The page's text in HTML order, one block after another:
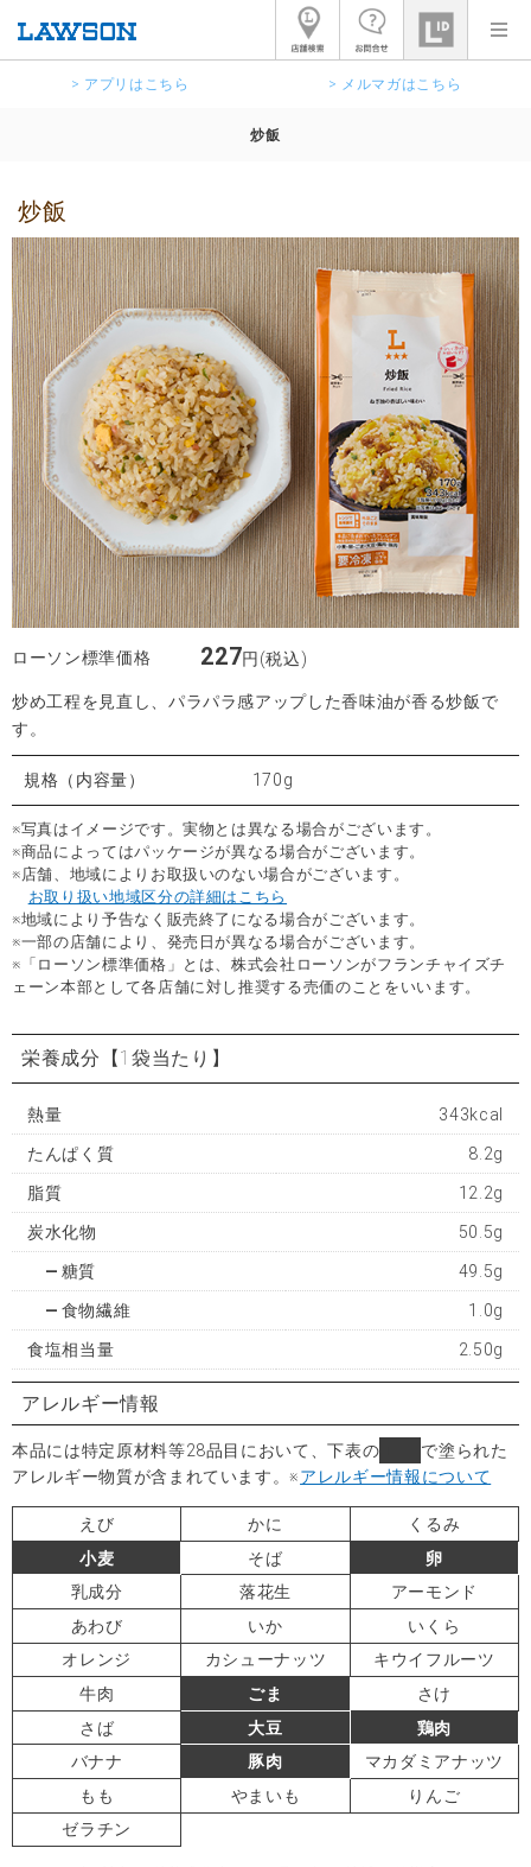
> アプリはこちら > メルマガはこちら
炒飯
炒飯
ローソン標準価格 227円(税込)
炒め工程を見直し、パラパラ感アップした香味油が香る炒飯で
す。
規格（内容量） 170g
※写真はイメージです。実物とは異なる場合がございます。
※商品によってはパッケージが異なる場合がございます。
※店舗、地域によりお取扱いのない場合がございます。
お取り扱い地域区分の詳細はこちら
※地域により予告なく販売終了になる場合がございます。
※一部の店舗により、発売日が異なる場合がございます。
※「ローソン標準価格」とは、株式会社ローソンがフランチャイズチ
ェーン本部として各店舗に対し推奨する売価のことをいいます。
栄養成分 【1袋当たり】
熱量 343kcal
たんぱく質 8.2g
脂質 12.2g
炭水化物 50.5g
糖質 49.5g
食物繊維 1.0g
食塩相当量 2.50g
アレルギー情報
本品には特定原材料等28品目において、下表の
で塗られた
アレルギー物質が含まれています。※アレルギー情報について
えび かに
くるみ
小麦
そば
卵
乳成分
落花生
アーモンド
あわび
いか
いくら
オレンジ
カシューナッツ
キウイフルーツ
牛肉
ごま
さけ
さば
大豆
鶏肉
バナナ
豚肉
マカダミアナッツ
もも
やまいも
りんご
ゼラチン